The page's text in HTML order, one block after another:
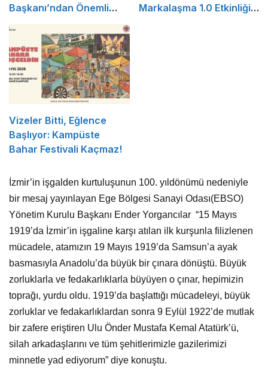
Başkanı’ndan Önemli
Açıklama
Markalaşma 1.0 Etkinliği
Vizeler Bitti, Eğlence
Başlıyor: Kampüste
Bahar Festivali Kaçmaz!
İzmir’in işgalden kurtuluşunun 100. yıldönümü nedeniyle
bir mesaj yayınlayan Ege Bölgesi Sanayi Odası(EBSO)
Yönetim Kurulu Başkanı Ender Yorgancılar “15 Mayıs
1919’da İzmir’in işgaline karşı atılan ilk kurşunla filizlenen
mücadele, atamızın 19 Mayıs 1919’da Samsun’a ayak
basmasıyla Anadolu’da büyük bir çınara dönüştü. Büyük
zorluklarla ve fedakarlıklarla büyüyen o çınar, hepimizin
toprağı, yurdu oldu. 1919’da başlattığı mücadeleyi, büyük
zorluklar ve fedakarlıklardan sonra 9 Eylül 1922’de mutlak
bir zafere eriştiren Ulu Önder Mustafa Kemal Atatürk’ü,
silah arkadaşlarını ve tüm şehitlerimizle gazilerimizi
minnetle yad ediyorum” diye konuştu.